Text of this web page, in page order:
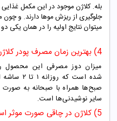
بله. کلاژن موجود در این مکمل
جلوگیری از ریزش موها دارند. و چون
میتوان نتایج اولیه را در همان یکی
4) بهترین زمان مصرف پودر کلاژن کلاژینو چه زمانی است ؟
میزان دوز مصرفی این محصول
شده است
صبح‌ها همراه با صبحانه به صورت
سایر نوشیدنی‌ها است.
5) کلاژن در چاقی صورت موثر است؟